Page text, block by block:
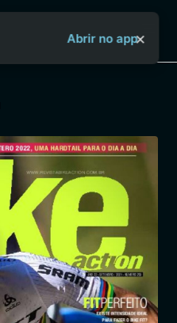
o Aya Bancah
Início
Revistas
Jornais
Abrir no app×